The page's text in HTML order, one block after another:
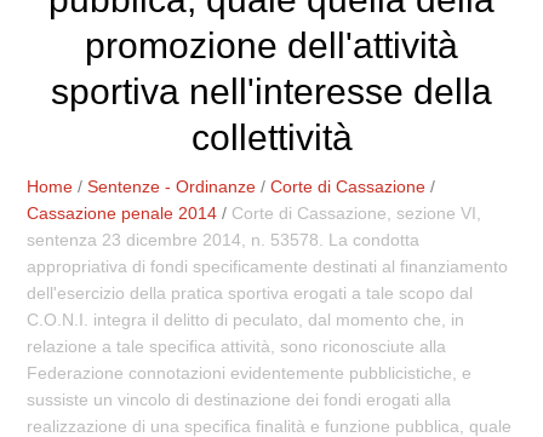
promozione dell'attività
sportiva nell'interesse della
collettività
Home /Sentenze - Ordinanze /Corte di Cassazione /
Cassazione penale 2014 / Corte di Cassazione, sezione VI,
sentenza 23 dicembre 2014, n. 53578. La condotta
appropriativa di fondi specificamente destinati al finanziamento
dell'esercizio della pratica sportiva erogati a tale scopo dal
C.O.N.I. integra il delitto di peculato, dal momento che, in
relazione a tale specifica attività, sono riconosciute alla
Federazione connotazioni evidentemente pubblicistiche, e
sussiste un vincolo di destinazione dei fondi erogati alla
realizzazione di una specifica finalità e funzione pubblica, quale